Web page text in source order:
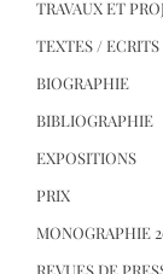
TRAVAUX ET
TEXTES / ECRITS
BIOGRAPHIE
BIBLIOGRAPHIE
EXPOSITIONS
PRIX
MONOGRAPHIE
REVUES DE